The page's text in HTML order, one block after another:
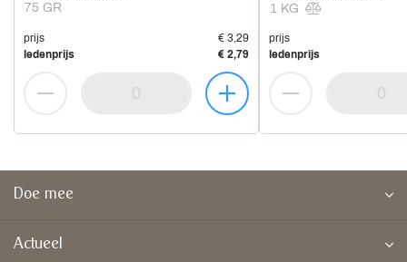
75 GR
prijs
€ 3,29
ledenprijs
€ 2,79
1 KG
prijs
ledenprijs
Doe mee
Actueel